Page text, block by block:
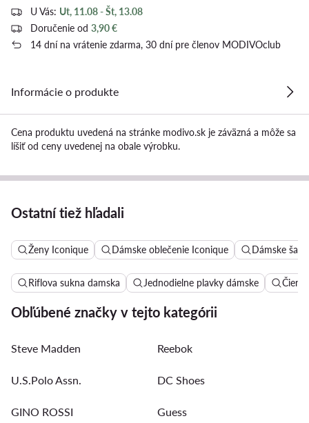
U Vás: Ut, 11.08 - Št, 13.08
Doručenie od 3,90 €
14 dní na vrátenie zdarma, 30 dní pre členov MODIVOclub
Informácie o produkte
Cena produktu uvedená na stránke modivo.sk je záväzná a môže sa
líšiť od ceny uvedenej na obale výrobku.
Ostatní tiež hľadali
Ženy Iconique Dámske oblečenie Iconique Dámske
Riflova sukna damska Jednodielne plavky dámske
Obľúbené značky v tejto kategórii
Steve Madden Reebok
U.S.Polo Assn. DC Shoes
GINO ROSSI Guess